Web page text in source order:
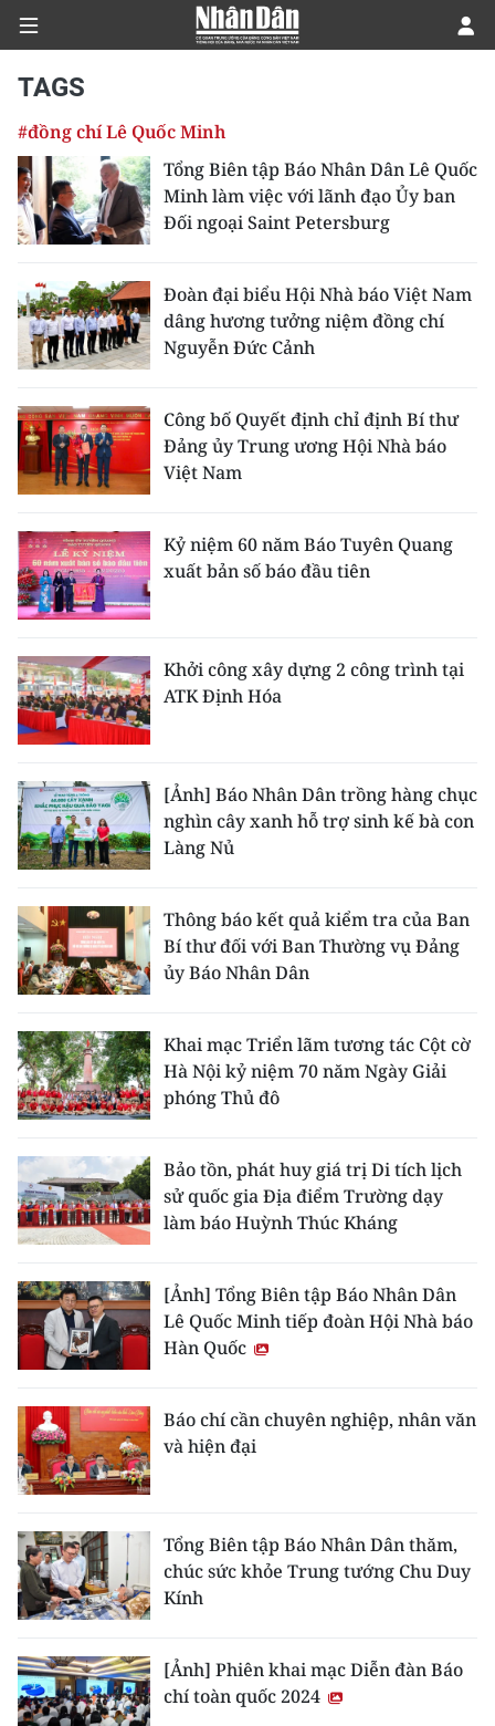
CHÍNH TRỊ
KINH TẾ
XÃ HỘI
PHÁP LUẬT
DU LỊCH
THẾ GIỚI
GIÁO DỤC
KHOA HỌC - CÔNG NGHỆ
MÔI TRƯỜNG
BẠN ĐỌC
KIỂM CHỨNG THÔNG TIN
54 DÂN TỘC VIỆT NAM
CHƯƠNG TRÌNH OCOP - MỖI XÃ
MỘT SẢN PHẨM
RADIO
MEDIA CENTER
E-Magazine
Video
Media Chính trị
Media Kinh tế
Media Xã hội
Media Pháp luật
Media Du lịch
Media Thế giới
Media Giáo dục
TAGS
#đồng chí Lê Quốc Minh
Tổng Biên tập Báo Nhân Dân Lê Quốc
Minh làm việc với lãnh đạo Ủy ban
Đối ngoại Saint Petersburg
Đoàn đại biểu Hội Nhà báo Việt Nam
dâng hương tưởng niệm đồng chí
Nguyễn Đức Cảnh
Công bố Quyết định chỉ định Bí thư
Đảng ủy Trung ương Hội Nhà báo
Việt Nam
Kỷ niệm 60 năm Báo Tuyên Quang
xuất bản số báo đầu tiên
Khởi công xây dựng 2 công trình tại
ATK Định Hóa
[Ảnh] Báo Nhân Dân trồng hàng chục
nghìn cây xanh hỗ trợ sinh kế bà con
Làng Nủ
Thông báo kết quả kiểm tra của Ban
Bí thư đối với Ban Thường vụ Đảng
ủy Báo Nhân Dân
Khai mạc Triển lãm tương tác Cột cờ
Hà Nội kỷ niệm 70 năm Ngày Giải
phóng Thủ đô
Bảo tồn, phát huy giá trị Di tích lịch
sử quốc gia Địa điểm Trường dạy
làm báo Huỳnh Thúc Kháng
[Ảnh] Tổng Biên tập Báo Nhân Dân
Lê Quốc Minh tiếp đoàn Hội Nhà báo
Hàn Quốc
Báo chí cần chuyên nghiệp, nhân văn
và hiện đại
Tổng Biên tập Báo Nhân Dân thăm,
chúc sức khỏe Trung tướng Chu Duy
Kính
[Ảnh] Phiên khai mạc Diễn đàn Báo
chí toàn quốc 2024